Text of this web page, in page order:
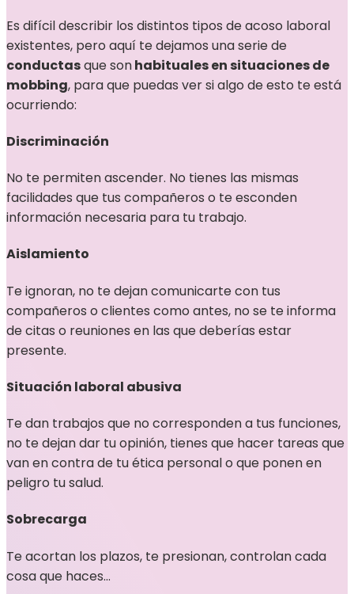
Es difícil describir los distintos tipos de acoso laboral
existentes, pero aquí te dejamos una serie de
conductasque sonhabituales en situaciones de
mobbing, para que puedas ver si algo de esto te está
ocurriendo:
Discriminación
No te permiten ascender. No tienes las mismas
facilidades que tus compañeros o te esconden
información necesaria para tu trabajo.
Aislamiento
Te ignoran, no te dejan comunicarte con tus
compañeros o clientes como antes, no se te informa
de citas o reuniones en las que deberías estar
presente.
Situación laboral abusiva
Te dan trabajos que no corresponden a tus funciones,
no te dejan dar tu opinión, tienes que hacer tareas que
van en contra de tu ética personal o que ponen en
peligro tu salud.
Sobrecarga
Te acortan los plazos, te presionan, controlan cada
cosa que haces…